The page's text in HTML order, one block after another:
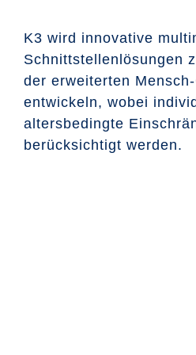
CeTI.BAR
Karriere
Kontakt
K3 wird innovative
Schnittstellenlösungen
der erweiterten
entwickeln, wobei
altersbedingte
berücksichtigt werden.